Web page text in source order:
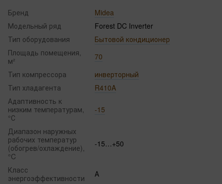
Бренд
Midea
Модельный ряд
Forest DC Inverter
Тип оборудования
Бытовой кондиционер
Площадь помещения,
м²
70
Тип компрессора
инверторный
Тип хладагента
R410A
Адаптивность к
низким температурам,
°С
-15
Диапазон наружных
рабочих температур
(обогрев/охлаждение),
°C
-15…+50
Класс
энергоэффективности
А